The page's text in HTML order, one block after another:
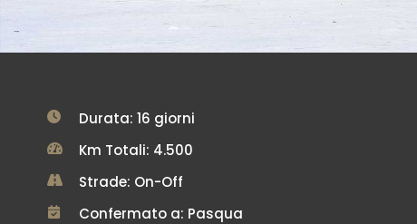
Durata: 16 giorni
Km Totali: 4.500
Strade: On-Off
Confermato a: Pasqua